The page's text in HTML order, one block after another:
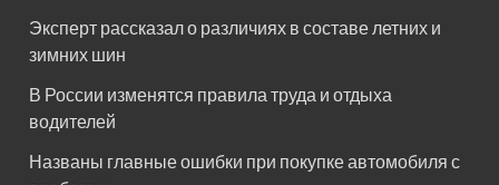
Эксперт рассказал о различиях в составе летних и
зимних шин
В России изменятся правила труда и отдыха
водителей
Названы главные ошибки при покупке автомобиля с